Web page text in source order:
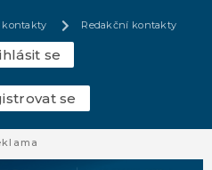
kontakty Redakční kontakty
se
se